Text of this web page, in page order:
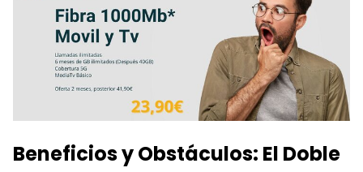
Beneficios y Obstáculos: El Doble